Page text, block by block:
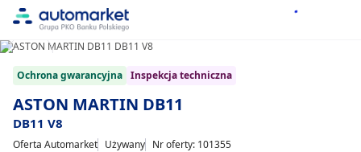
1/20
Ochrona gwarancyjna Inspekcja techniczna
ASTON MARTIN DB11
DB11 V8
Oferta Automarket Używany Nr oferty: 101355